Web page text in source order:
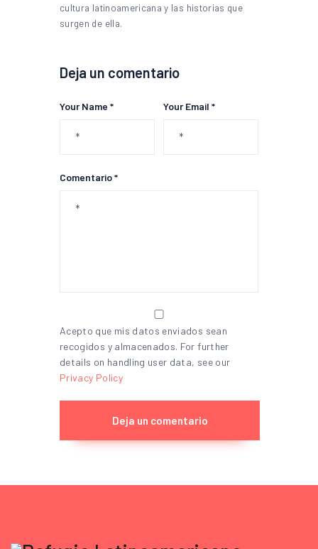
cultura latinoamericana y las historias que
surgen de ella.
Deja un comentario
Your Name * Your Email *
Comentario *
Acepto que mis datos enviados sean
recogidos y almacenados. For further
details on handling user data, see our
Privacy Policy